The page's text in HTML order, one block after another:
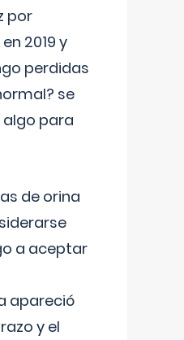
por
2019 y
perdidas
se
para
de orina
a aceptar
apareció
y el